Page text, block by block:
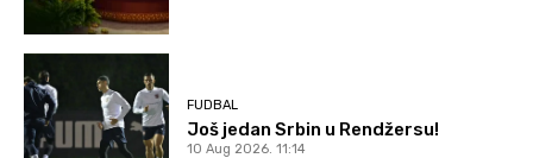
FUDBAL
Još jedan Srbin u Rendžersu!
10 Aug 2026. 11:14